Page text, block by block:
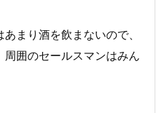
まり酒を飲まないので、
囲のセールスマンはみん